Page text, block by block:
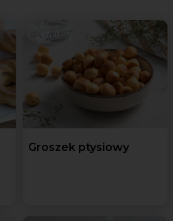
Groszek ptysiowy